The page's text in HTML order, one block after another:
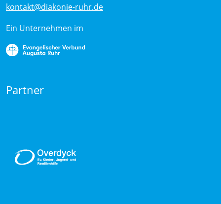
kontakt@diakonie-ruhr.de
Ein Unternehmen im
Partner